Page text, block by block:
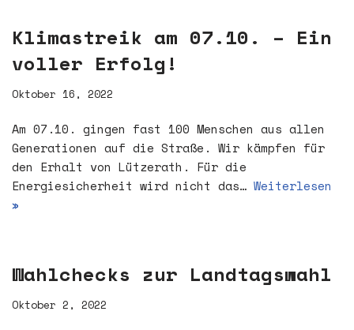
Klimastreik am 07.10. – Ein
voller Erfolg!
Oktober 16, 2022
Am 07.10. gingen fast 100 Menschen aus allen
Generationen auf die Straße. Wir kämpfen für
den Erhalt von Lützerath. Für die
Energiesicherheit wird nicht das… Weiterlesen
»
Wahlchecks zur Landtagswahl
Oktober 2, 2022